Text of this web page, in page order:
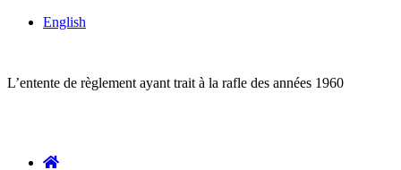
English
L’entente de règlement ayant trait à la rafle des années 1960